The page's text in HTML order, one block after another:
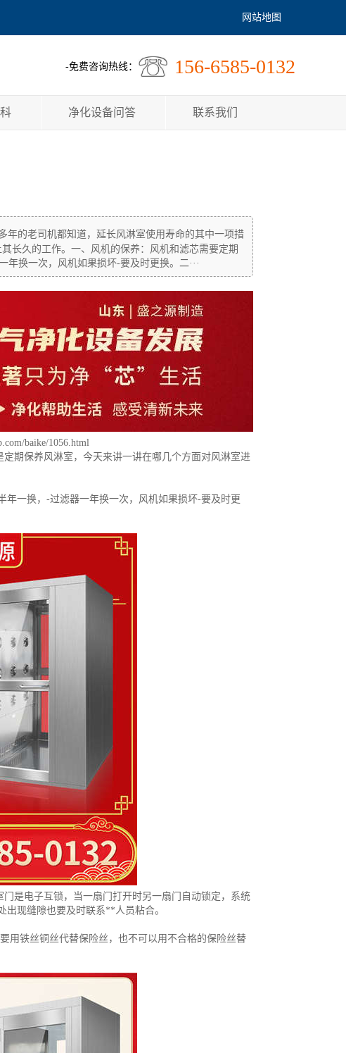
网站地图
-免费咨询热线： 156-6585-0132
净化设备问答 联系我们
年的老司机都知道，延长风淋室使用寿命的其中一项措
长久的工作。一、风机的保养：风机和滤芯需要定期
换一次，风机如果损坏-要及时更换。二···
baike/1056.html
期保养风淋室，今天来讲一讲在哪几个方面对风淋室进
一换，-过滤器一年换一次，风机如果损坏-要及时更
是电子互锁，当一扇门打开时另一扇门自动锁定，系统
现缝隙也要及时联系**人员粘合。
用铁丝铜丝代替保险丝，也不可以用不合格的保险丝替